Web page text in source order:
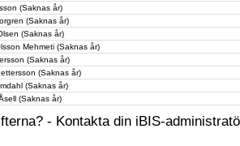
(Saknas år)
(Saknas år)
(Saknas år)
Mehmeti (Saknas år)
(Saknas år)
(Saknas år)
(Saknas år)
(Saknas år)
- Kontakta din iBIS-